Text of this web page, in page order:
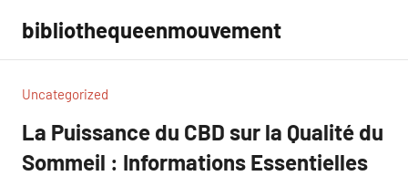
contenu
bibliothequeenmouvement
Uncategorized
La Puissance du CBD sur la Qualité du
Sommeil : Informations Essentielles